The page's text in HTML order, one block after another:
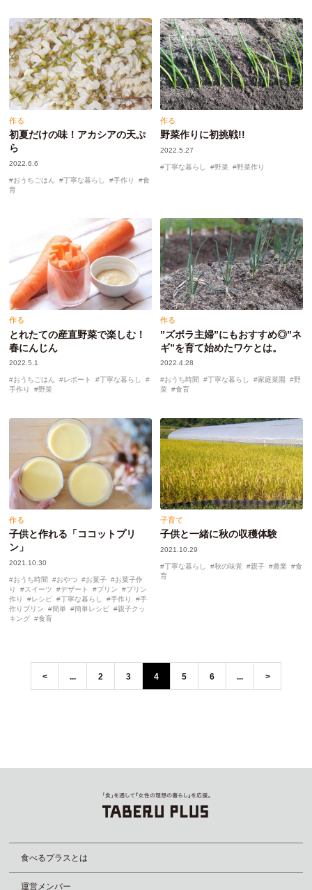
作る
初夏だけの味！アカシアの天ぷ
ら
2022.6.6
おうちごはん 丁寧な暮らし 手作り
食
育
作る
野菜作りに初挑戦!!
2022.5.27
丁寧な暮らし 野菜 野菜作り
作る
とれたての産直野菜で楽しむ！
春にんじん
2022.5.1
おうちごはん レポート
丁寧な暮らし
手作り
野菜
作る
”ズボラ主婦”にもおすすめ◎”ネ
ギ”を育て始めたワケとは。
2022.4.28
おうち時間 丁寧な暮らし 家庭菜園
野
菜
食育
作る
子供と作れる「ココットプリ
ン」
2021.10.30
おうち時間 おやつ お菓子
お菓子作
り
スイーツ デザート プリン
プリン
作り
レシピ 丁寧な暮らし 手作り
手
作りプリン
簡単 簡単レシピ
親子クッ
キング
食育
子育て
子供と一緒に秋の収穫体験
2021.10.29
丁寧な暮らし 秋の味覚 親子 農業
食
育
< ... 2 3 4 5 6 ... >
食べるプラスとは
運営メンバー